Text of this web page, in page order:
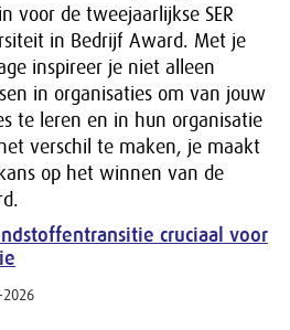
voor de tweejaarlijkse SER
in Bedrijf Award. Met je
inspireer je niet alleen
in organisaties om van jouw
te leren en in hun organisatie
verschil te maken, je maakt
op het winnen van de
cruciaal voor